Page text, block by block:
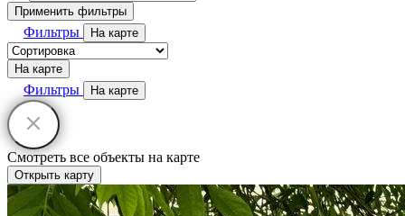
Применить фильтры
Фильтры На карте
На карте
Фильтры На карте
Смотреть все объекты на карте
Открыть карту